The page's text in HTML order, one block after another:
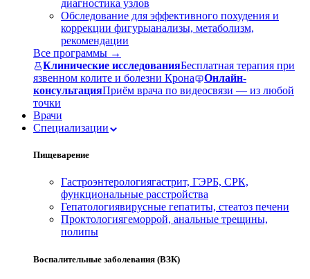
диагностика узлов
Обследование для эффективного похудения и
коррекции фигурыанализы, метаболизм,
рекомендации
Все программы →
Клинические исследованияБесплатная терапия при
язвенном колите и болезни Крона
Онлайн-
консультацияПриём врача по видеосвязи — из любой
точки
Врачи
Специализации
Пищеварение
Гастроэнтерологиягастрит, ГЭРБ, СРК,
функциональные расстройства
Гепатологиявирусные гепатиты, стеатоз печени
Проктологиягеморрой, анальные трещины,
полипы
Воспалительные заболевания (ВЗК)